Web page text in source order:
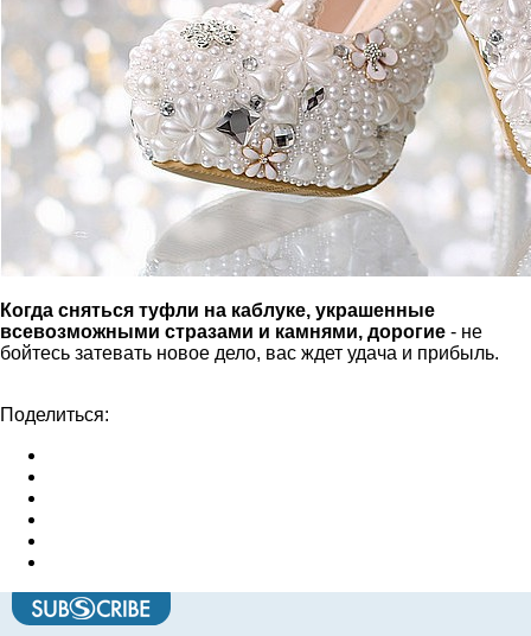
Когда сняться туфли на каблуке, украшенные
всевозможными стразами и камнями, дорогие - не
бойтесь затевать новое дело, вас ждет удача и прибыль.
Поделиться: